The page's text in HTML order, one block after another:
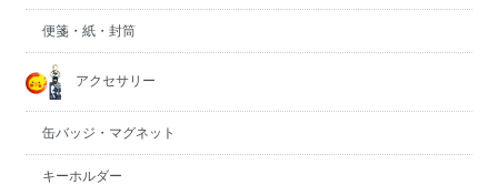
便箋・紙・封筒
アクセサリー
缶バッジ・マグネット
キーホルダー